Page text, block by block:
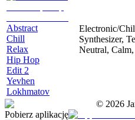
Abstract
Chill
Relax
Hip Hop
Edit 2
Yevhen
Lokhmatov
Electronic/
Synthesizer,
Neutral, Calm,
© 2026
Pobierz aplikację